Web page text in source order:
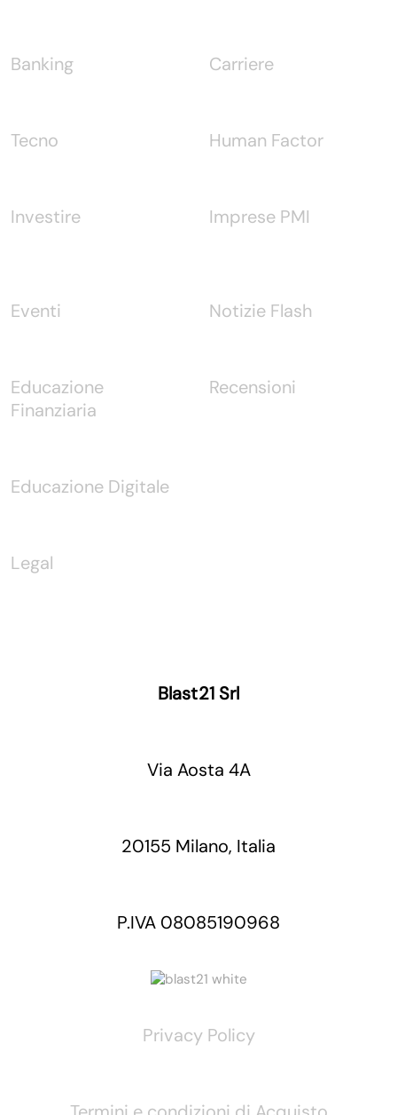
Banking
Tecno
Investire
Carriere
Human Factor
Imprese PMI
Eventi
Educazione
Finanziaria
Educazione Digitale
Legal
Notizie Flash
Recensioni
Blast21 Srl
Via Aosta 4A
20155 Milano, Italia
P.IVA 08085190968
Privacy Policy